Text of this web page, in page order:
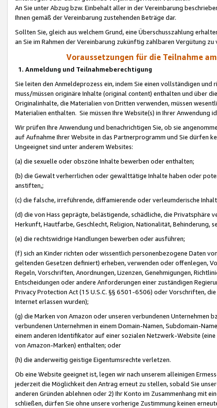
An Sie unter Abzug bzw. Einbehalt aller in der Vereinbarung
Ihnen gemäß der Vereinbarung zustehenden Beträge dar.
Sollten Sie, gleich aus welchem Grund, eine Überschusszahlung
an Sie im Rahmen der Vereinbarung zukünftig zahlbaren Vergütung zu
Voraussetzungen für die Teilnahme
1. Anmeldung und Teilnahmeberechtigung
Sie leiten den Anmeldeprozess ein, indem Sie einen vollständigen
muss/müssen originäre Inhalte (original content) enthalten und über
Originalinhalte, die Materialien von Dritten verwenden, müssen
Materialien enthalten. Sie müssen Ihre Website(s) in Ihrer Anwendung
Wir prüfen Ihre Anwendung und benachrichtigen Sie, ob sie
auf Aufnahme Ihrer Website in das Partnerprogramm und Sie dürfen
Ungeeignet sind unter anderem Websites:
(a) die sexuelle oder obszöne Inhalte bewerben oder enthalten;
(b) die Gewalt verherrlichen oder gewalttätige Inhalte haben oder
anstiften,;
(c) die falsche, irreführende, diffamierende oder verleumderische
(d) die von Hass geprägte, belästigende, schädliche, die Privatsphäre
Herkunft, Hautfarbe, Geschlecht, Religion, Nationalität, Behinderung,
(e) die rechtswidrige Handlungen bewerben oder ausführen;
(f) sich an Kinder richten oder wissentlich personenbezogene Daten
geltenden Gesetzen definiert) erheben, verwenden oder offenlegen,
Regeln, Vorschriften, Anordnungen, Lizenzen, Genehmigungen,
Entscheidungen oder andere Anforderungen einer zuständigen
Privacy Protection Act (15 U.S.C. §§ 6501-6506) oder Vorschriften,
Internet erlassen wurden);
(g) die Marken von Amazon oder unseren verbundenen Unternehmen
verbundenen Unternehmen in einem Domain-Namen, Subdomain-
einem anderen Identifikator auf einer sozialen Netzwerk-Website
von Amazon-Marken) enthalten; oder
(h) die anderweitig geistige Eigentumsrechte verletzen.
Ob eine Website geeignet ist, legen wir nach unserem alleinigen
jederzeit die Möglichkeit den Antrag erneut zu stellen, sobald Sie
anderen Gründen ablehnen oder 2) Ihr Konto im Zusammenhang mit
schließen, dürfen Sie ohne unsere vorherige Zustimmung keinen